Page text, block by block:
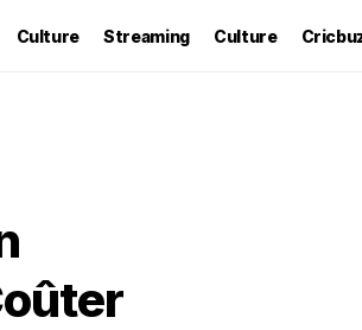
Culture Streaming Culture